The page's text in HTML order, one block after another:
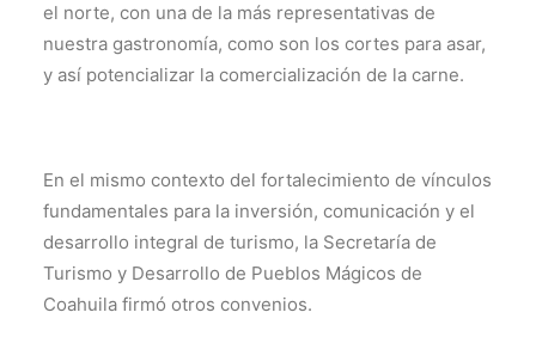
el norte, con una de la más representativas de
nuestra gastronomía, como son los cortes para asar,
y así potencializar la comercialización de la carne.
En el mismo contexto del fortalecimiento de vínculos
fundamentales para la inversión, comunicación y el
desarrollo integral de turismo, la Secretaría de
Turismo y Desarrollo de Pueblos Mágicos de
Coahuila firmó otros convenios.